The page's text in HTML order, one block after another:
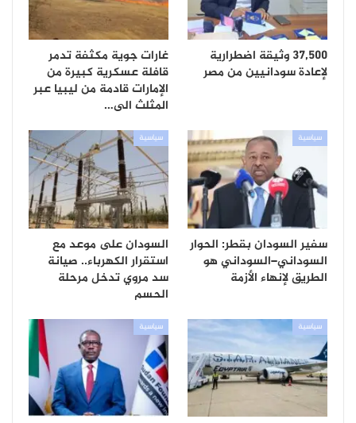
37,500 وثيقة اضطرارية
لإعادة سودانيين من مصر
غارات جوية مكثفة تدمر
قافلة عسكرية كبيرة من
الإمارات قادمة من ليبيا عبر
المثلث الى…
سياسية
سفير السودان بقطر: الحوار
السوداني–السوداني هو
الطريق لإنهاء الأزمة
سياسية
السودان على موعد مع
استقرار الكهرباء.. صيانة
سد مروي تدخل مرحلة
الحسم
سياسية سياسية